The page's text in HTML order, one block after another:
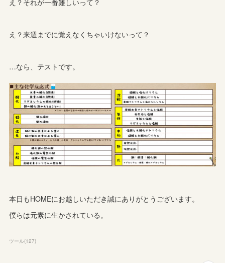
え？それが一番難しいって？
え？来週までに覚えなくちゃいけないって？
…なら、テストです。
本日もHOMEにお越しいただき誠にありがとうございます。
僕らは元素に生かされている。
ツール(127)